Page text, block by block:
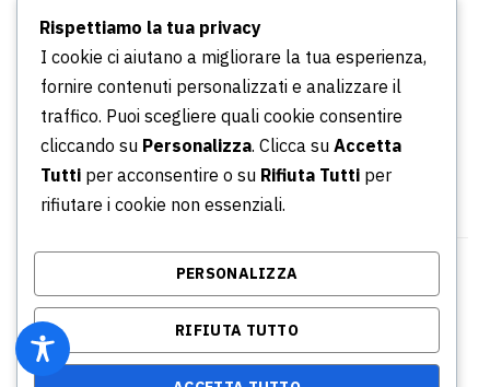
News
Podcast
Portale della Trasparenza
Whistleblowing
Dal lunedì al venerdì
Dalle ore 8.30 alle ore
13.30
Dalle ore 14.30 alle ore
16.30
© Copyright 2026 Azienda Servizi Pubblici S.p.a. |
P.IVA/CF/ Iscrizione CCIA 02315031001 - REA: RM -
864634
Rispettiamo la tua privacy
I cookie ci aiutano a migliorare la tua esperienza,
fornire contenuti personalizzati e analizzare il
traffico. Puoi scegliere quali cookie consentire
cliccando su Personalizza. Clicca su Accetta
Tutti per acconsentire o su Rifiuta Tutti per
rifiutare i cookie non essenziali.
PERSONALIZZA
RIFIUTA TUTTO